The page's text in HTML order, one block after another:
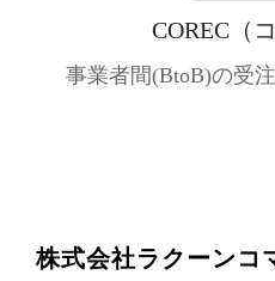
COREC（
事業者間(BtoB)の受
株式会社ラクーンコ